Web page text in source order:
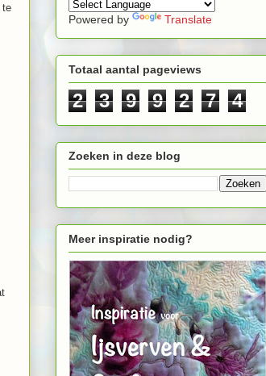
te
Powered by Translate
Totaal aantal pageviews
2 3 9 9 2 7 4
Zoeken in deze blog
Meer inspiratie nodig?